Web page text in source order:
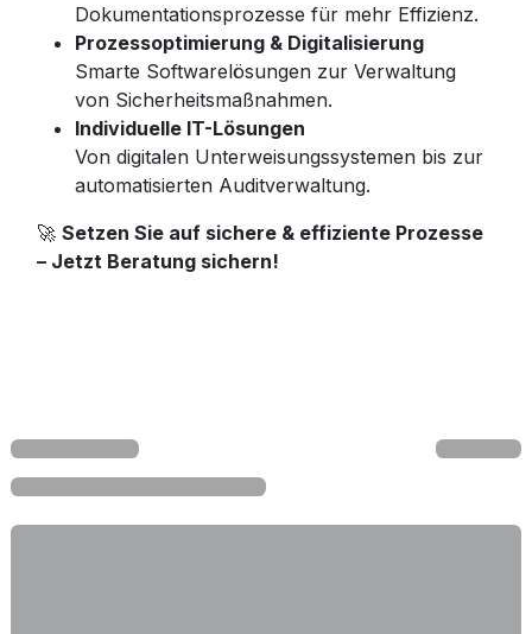
Dokumentationsprozesse für mehr Effizienz.
Prozessoptimierung & Digitalisierung
Smarte Softwarelösungen zur Verwaltung
von Sicherheitsmaßnahmen.
Individuelle IT-Lösungen
Von digitalen Unterweisungssystemen bis zur
automatisierten Auditverwaltung.
🚀 Setzen Sie auf sichere & effiziente Prozesse
– Jetzt Beratung sichern!